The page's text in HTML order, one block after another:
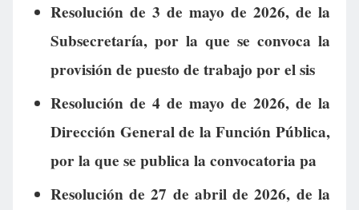
Resolución de 3 de mayo de 2026, de la
Subsecretaría, por la que se convoca la
provisión de puesto de trabajo por el sis
Resolución de 4 de mayo de 2026, de la
Dirección General de la Función Pública,
por la que se publica la convocatoria pa
Resolución de 27 de abril de 2026, de la